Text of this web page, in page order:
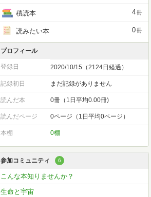
積読本 4冊
読みたい本 0冊
プロフィール
登録日 2020/10/15（2124日経過）
記録初日 まだ記録がありません
読んだ本 0冊（1日平均0.00冊)
読んだページ 0ページ（1日平均0ページ）
本棚 0棚
参加コミュニティ 6
こんな本知りませんか？
生命と宇宙